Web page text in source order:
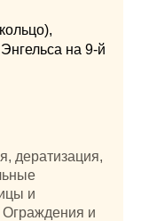
на 9-й
дератизация,
и
и